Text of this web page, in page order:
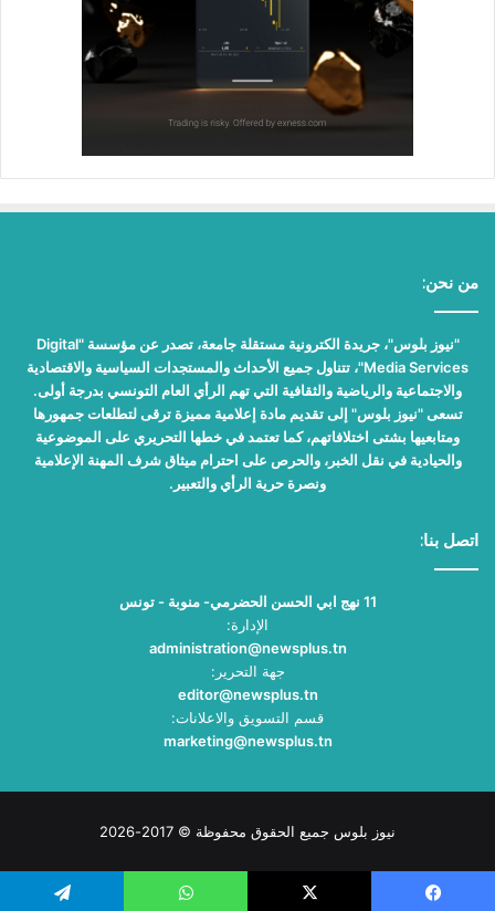
من نحن:
"نيوز بلوس"، جريدة الكترونية مستقلة جامعة، تصدر عن مؤسسة "Digital
Media Services"، تتناول جميع الأحداث والمستجدات السياسية والاقتصادية
والاجتماعية والرياضية والثقافية التي تهم الرأي العام التونسي بدرجة أولى.
تسعى "نيوز بلوس" إلى تقديم مادة إعلامية مميزة ترقى لتطلعات جمهورها
ومتابعيها بشتى اختلافاتهم، كما تعتمد في خطها التحريري على الموضوعية
والحيادية في نقل الخبر، والحرص على احترام ميثاق شرف المهنة الإعلامية
ونصرة حرية الرأي والتعبير.
اتصل بنا:
11 نهج ابي الحسن الحضرمي- منوبة - تونس
الإدارة:
administration@newsplus.tn
جهة التحرير:
editor@newsplus.tn
قسم التسويق والاعلانات:
marketing@newsplus.tn
نيوز بلوس جميع الحقوق محفوظة © 2017-2026